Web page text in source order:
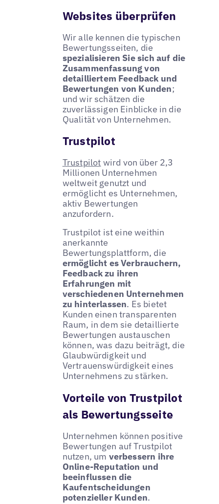
Websites überprüfen
Wir alle kennen die typischen
Bewertungsseiten, die
spezialisieren Sie sich auf die
Zusammenfassung von
detailliertem Feedback und
Bewertungen von Kunden;
und wir schätzen die
zuverlässigen Einblicke in die
Qualität von Unternehmen.
Trustpilot
Trustpilot wird von über 2,3
Millionen Unternehmen
weltweit genutzt und
ermöglicht es Unternehmen,
aktiv Bewertungen
anzufordern.
Trustpilot ist eine weithin
anerkannte
Bewertungsplattform, die
ermöglicht es Verbrauchern,
Feedback zu ihren
Erfahrungen mit
verschiedenen Unternehmen
zu hinterlassen. Es bietet
Kunden einen transparenten
Raum, in dem sie detaillierte
Bewertungen austauschen
können, was dazu beiträgt, die
Glaubwürdigkeit und
Vertrauenswürdigkeit eines
Unternehmens zu stärken.
Vorteile von Trustpilot
als Bewertungsseite
Unternehmen können positive
Bewertungen auf Trustpilot
nutzen, um verbessern ihre
Online-Reputation und
beeinflussen die
Kaufentscheidungen
potenzieller Kunden.